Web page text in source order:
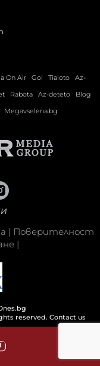
On Air Gol Tialoto
Az-
Rabota Az-deteto
Blog
Megavselena.bg
| Поверителност
|
reserved. Contact us